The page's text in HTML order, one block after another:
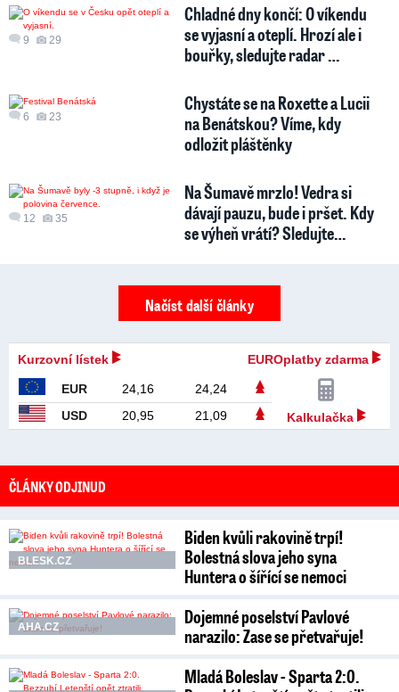
9 29
Chladné dny končí: O víkendu
se vyjasní a oteplí. Hrozí ale i
bouřky, sledujte radar …
6 23
Chystáte se na Roxette a Lucii
na Benátskou? Víme, kdy
odložit pláštěnky
12 35
Na Šumavě mrzlo! Vedra si
dávají pauzu, bude i pršet. Kdy
se výheň vrátí? Sledujte…
Načíst další články
Kurzovní lístek EUROplatby zdarma
EUR 24,16
24,24
USD
20,95 21,09 Kalkulačka
ČLÁNKY ODJINUD
BLESK.CZ
Biden kvůli rakovině trpí!
Bolestná slova jeho syna
Huntera o šířící se nemoci
AHA.CZ
Dojemné poselství Pavlové
narazilo: Zase se přetvařuje!
Mladá Boleslav - Sparta 2:0.